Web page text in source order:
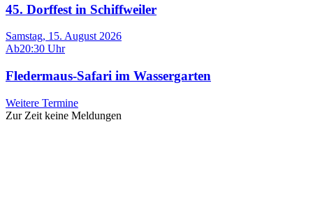
45. Dorffest in Schiffweiler
Samstag, 15. August 2026
Ab20:30 Uhr
Fledermaus-Safari im Wassergarten
Weitere Termine
Zur Zeit keine Meldungen